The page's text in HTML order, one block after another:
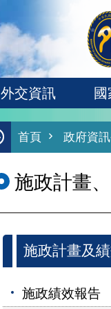
外交資訊
首頁 政府資
施政計畫
施政計畫及
施政績效報告